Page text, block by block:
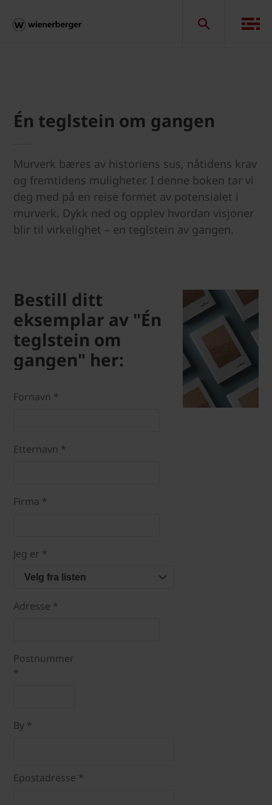
Én teglstein om gangen
Murverk bæres av historiens sus, nåtidens krav
og fremtidens muligheter. I denne boken tar vi
deg med på en reise formet av potensialet i
murverk. Dykk ned og opplev hvordan visjoner
blir til virkelighet – en teglstein av gangen.
Bestill ditt
eksemplar av "Én
teglstein om
gangen" her:
Fornavn *
Etternavn *
Firma *
Jeg er *
Velg fra listen
Adresse *
Postnummer
*
By *
Epostadresse *